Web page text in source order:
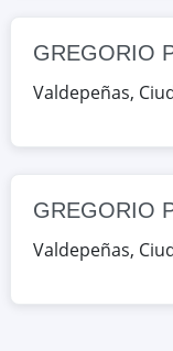
GREGORIO
Valdepeñas,
GREGORIO
Valdepeñas,